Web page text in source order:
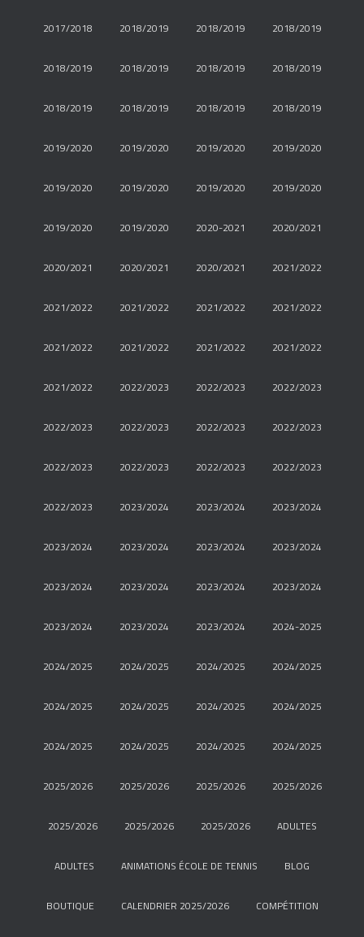
2017/2018 2018/2019 2018/2019 2018/2019
2018/2019 2018/2019 2018/2019 2018/2019
2018/2019 2018/2019 2018/2019 2018/2019
2019/2020 2019/2020 2019/2020 2019/2020
2019/2020 2019/2020 2019/2020 2019/2020
2019/2020 2019/2020 2020-2021 2020/2021
2020/2021 2020/2021 2020/2021 2021/2022
2021/2022 2021/2022 2021/2022 2021/2022
2021/2022 2021/2022 2021/2022 2021/2022
2021/2022 2022/2023 2022/2023 2022/2023
2022/2023 2022/2023 2022/2023 2022/2023
2022/2023 2022/2023 2022/2023 2022/2023
2022/2023 2023/2024 2023/2024 2023/2024
2023/2024 2023/2024 2023/2024 2023/2024
2023/2024 2023/2024 2023/2024 2023/2024
2023/2024 2023/2024 2023/2024 2024-2025
2024/2025 2024/2025 2024/2025 2024/2025
2024/2025 2024/2025 2024/2025 2024/2025
2024/2025 2024/2025 2024/2025 2024/2025
2025/2026 2025/2026 2025/2026 2025/2026
2025/2026 2025/2026 2025/2026 ADULTES
ADULTES ANIMATIONS ÉCOLE DE TENNIS BLOG
BOUTIQUE CALENDRIER 2025/2026 COMPÉTITION